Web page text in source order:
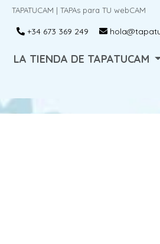
TAPATUCAM | TAPAs para TU webCAM
+34 673 369 249
LA TIENDA DE TAPATUCAM